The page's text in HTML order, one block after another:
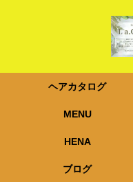
ヘアカタログ
MENU
HENA
ブログ